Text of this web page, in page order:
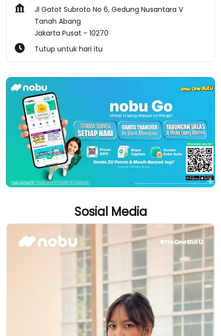
Jl Gatot Subroto No 6, Gedung Nusantara V
Tanah Abang
Jakarta Pusat - 10270
Tutup untuk hari itu
Sosial Media